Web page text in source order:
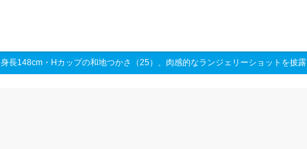
身長148cm・Hカップの和地つかさ（25）、肉感的なランジェリーショットを披露